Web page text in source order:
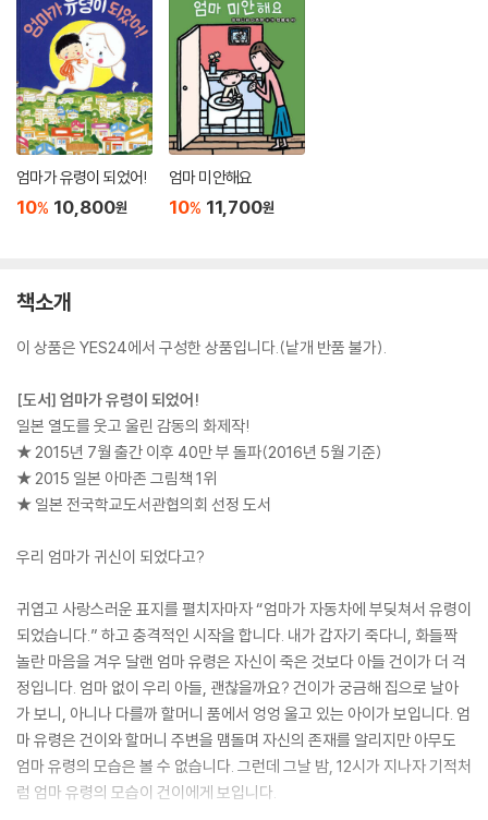
엄마가 유령이 되었어!
10% 10,800원
엄마 미안해요
10% 11,700원
책소개
이 상품은 YES24에서 구성한 상품입니다.(낱개 반품 불가).
[도서] 엄마가 유령이 되었어!
일본 열도를 웃고 울린 감동의 화제작!
★ 2015년 7월 출간 이후 40만 부 돌파(2016년 5월 기준)
★ 2015 일본 아마존 그림책 1위
★ 일본 전국학교도서관협의회 선정 도서
우리 엄마가 귀신이 되었다고?
귀엽고 사랑스러운 표지를 펼치자마자 “엄마가 자동차에 부딪쳐서 유령이
되었습니다.” 하고 충격적인 시작을 합니다. 내가 갑자기 죽다니, 화들짝
놀란 마음을 겨우 달랜 엄마 유령은 자신이 죽은 것보다 아들 건이가 더 걱
정입니다. 엄마 없이 우리 아들, 괜찮을까요? 건이가 궁금해 집으로 날아
가 보니, 아니나 다를까 할머니 품에서 엉엉 울고 있는 아이가 보입니다. 엄
마 유령은 건이와 할머니 주변을 맴돌며 자신의 존재를 알리지만 아무도
엄마 유령의 모습은 볼 수 없습니다. 그런데 그날 밤, 12시가 지나자 기적처
럼 엄마 유령의 모습이 건이에게 보입니다.